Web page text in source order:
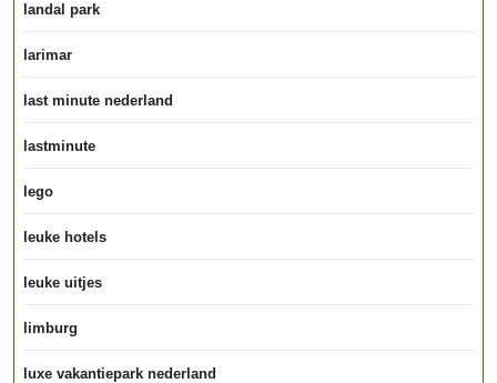
landal park
larimar
last minute nederland
lastminute
lego
leuke hotels
leuke uitjes
limburg
luxe vakantiepark nederland